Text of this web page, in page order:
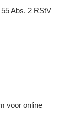
Abs. 2 RStV
voor online